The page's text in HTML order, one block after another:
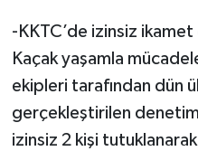
-KKTC’de izinsiz
Kaçak yaşamla
ekipleri tarafından dün
gerçekleştirilen
izinsiz 2 kişi